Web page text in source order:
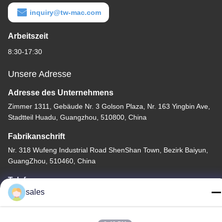
inquiry@tw-mac.com
Arbeitszeit
8:30-17:30
Unsere Adresse
Adresse des Unternehmens
Zimmer 1311, Gebäude Nr. 3 Golson Plaza, Nr. 163 Yingbin Ave,
Stadtteil Huadu, Guangzhou, 510800, China
Fabrikanschrift
Nr. 318 Wufeng Industrial Road ShenShan Town, Bezirk Baiyun,
GuangZhou, 510460, China
Telefone
86-20-36969420
sales